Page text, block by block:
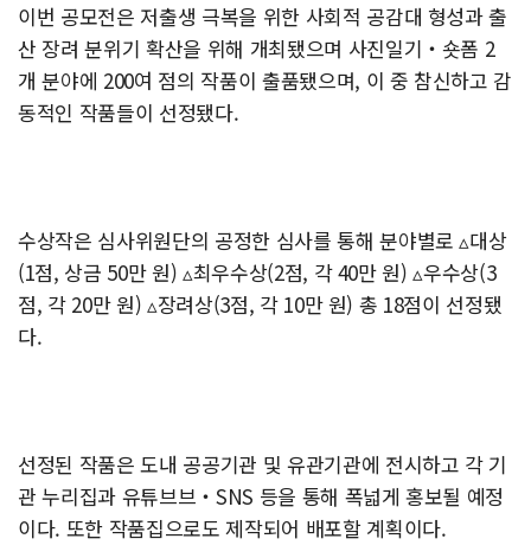
이번 공모전은 저출생 극복을 위한 사회적 공감대 형성과 출
산 장려 분위기 확산을 위해 개최됐으며 사진일기‧숏폼 2
개 분야에 200여 점의 작품이 출품됐으며, 이 중 참신하고 감
동적인 작품들이 선정됐다.
수상작은 심사위원단의 공정한 심사를 통해 분야별로 ▵대상
(1점, 상금 50만 원) ▵최우수상(2점, 각 40만 원) ▵우수상(3
점, 각 20만 원) ▵장려상(3점, 각 10만 원) 총 18점이 선정됐
다.
선정된 작품은 도내 공공기관 및 유관기관에 전시하고 각 기
관 누리집과 유튜브브‧SNS 등을 통해 폭넓게 홍보될 예정
이다. 또한 작품집으로도 제작되어 배포할 계획이다.